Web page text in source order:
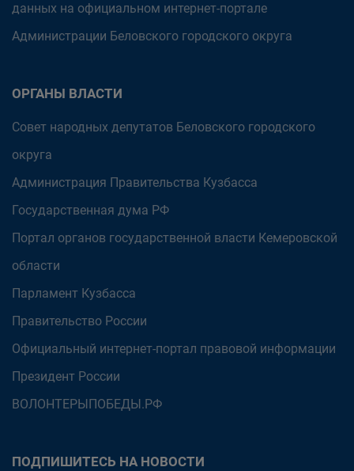
данных на официальном интернет-портале
Администрации Беловского городского округа
ОРГАНЫ ВЛАСТИ
Совет народных депутатов Беловского городского
округа
Администрация Правительства Кузбасса
Государственная дума РФ
Портал органов государственной власти Кемеровской
области
Парламент Кузбасса
Правительство России
Официальный интернет-портал правовой информации
Президент России
ВОЛОНТЕРЫПОБЕДЫ.РФ
ПОДПИШИТЕСЬ НА НОВОСТИ